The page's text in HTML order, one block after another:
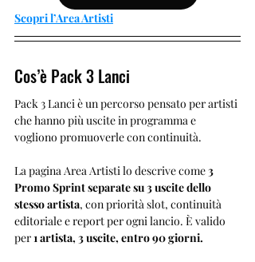
Scopri l’Area Artisti
Cos’è Pack 3 Lanci
Pack 3 Lanci è un percorso pensato per artisti
che hanno più uscite in programma e
vogliono promuoverle con continuità.
La pagina Area Artisti lo descrive come 3
Promo Sprint separate su 3 uscite dello
stesso artista, con priorità slot, continuità
editoriale e report per ogni lancio. È valido
per 1 artista, 3 uscite, entro 90 giorni.